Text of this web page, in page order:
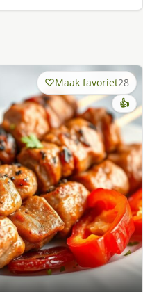
Maak favoriet28
👍